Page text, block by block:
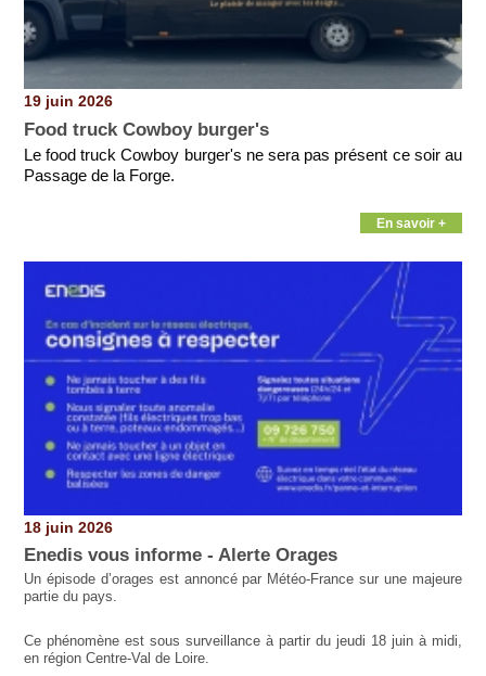
19 juin 2026
Food truck Cowboy burger's
Le food truck Cowboy burger's ne sera pas présent ce soir au
Passage de la Forge.
En savoir +
18 juin 2026
Enedis vous informe - Alerte Orages
Un épisode d’orages est annoncé par Météo-France sur une majeure
partie du pays.
Ce phénomène est sous surveillance à partir du jeudi 18 juin à midi,
en région Centre-Val de Loire.